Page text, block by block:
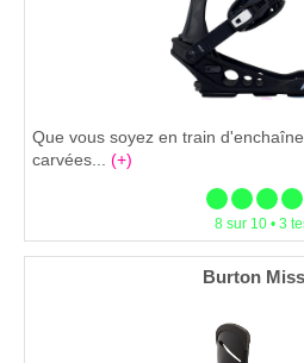
Que vous soyez en train
carvées... (+)
8 sur 10 • 3
Burton